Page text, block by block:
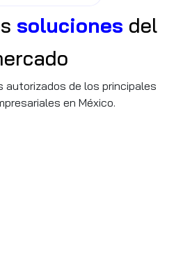
soluciones del
autorizados de los principales
en México.